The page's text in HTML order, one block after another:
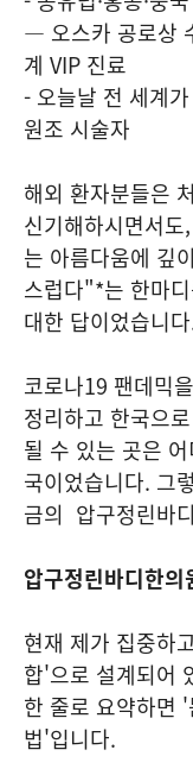
— 오스카 공로상
계 VIP 진료
- 오늘날 전 세계
원조 시술자
해외 환자분들은
신기해하시면서
는 아름다움에 깊
스럽다"*는 한마
대한 답이었습니
코로나19 팬데믹
정리하고 한국으
될 수 있는 곳은
국이었습니다. 그
금의 압구정린바
압구정린바디한
현재 제가 집중하
합'으로 설계되어
한 줄로 요약하면
법'입니다.